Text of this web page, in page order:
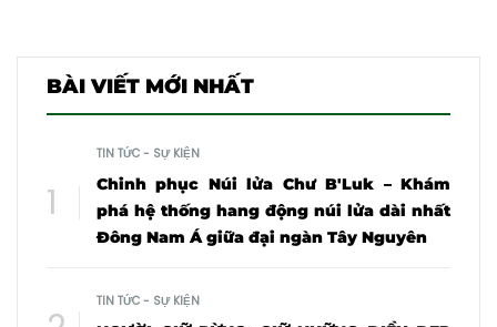
BÀI VIẾT MỚI NHẤT
TIN TỨC - SỰ KIỆN
Chinh phục Núi lửa Chư B'Luk – Khám
phá hệ thống hang động núi lửa dài nhất
Đông Nam Á giữa đại ngàn Tây Nguyên
TIN TỨC - SỰ KIỆN